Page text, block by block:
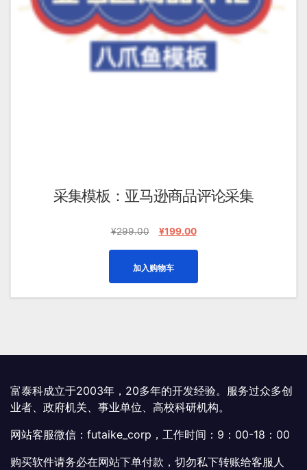
采集模板：亚马逊商品评论采集
¥299.00
原
¥299.00。
¥199.00当
为：
¥199.00。
加入购物车
富泰科成立于2003年，20多年的开发经验。服务过众多创
业者、政府机关、事业单位、高校科研机构。
网站客服微信：futaike_corp，工作时间：9：00-18：00
购买软件请务必在网站下单付款，切勿私下转账给客服人